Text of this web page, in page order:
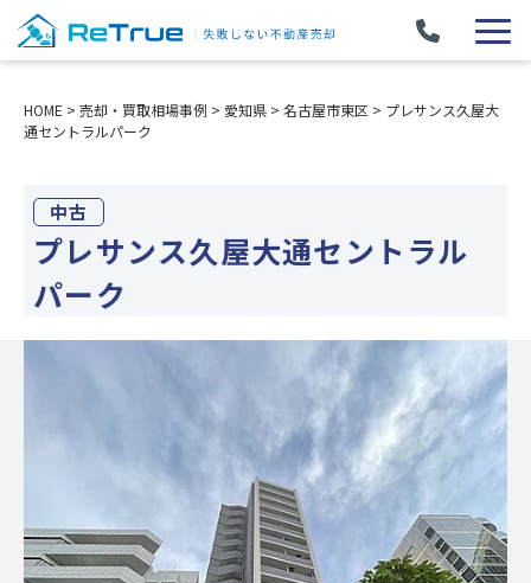
HOME > 売却・買取相場事例 > 愛知県 > 名古屋市東区 > プレサンス久屋大
通セントラルパーク
中古
プレサンス久屋大通セントラル
パーク